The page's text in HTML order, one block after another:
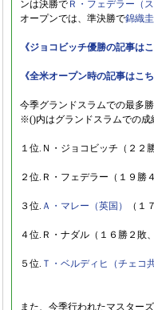
ンは決勝で Ｒ・フェデラー（ス
オープンでは、準決勝で錦織圭
《ジョコビッチ優勝の記事はこ
《全米オープン時の記事はこち
今季グランドスラムでの最多
※()内はグランドスラムでの成
１位.Ｎ・ジョコビッチ（２２
２位.Ｒ・フェデラー（１９勝
３位. Ａ・マレー（英国） （１
４位.Ｒ・ナダル（１６勝２敗
５位. Ｔ・ベルディヒ（チェコ
また、今季行われたマスター